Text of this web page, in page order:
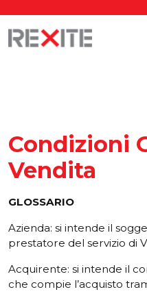
Condizioni
Vendita
GLOSSARIO
Azienda: si intende il
prestatore del servizio di
Acquirente: si intende il
che compie l’acquisto